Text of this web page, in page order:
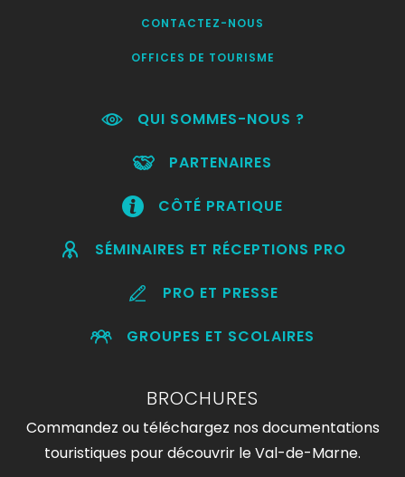
CONTACTEZ-NOUS
OFFICES DE TOURISME
QUI SOMMES-NOUS ?
PARTENAIRES
CÔTÉ PRATIQUE
SÉMINAIRES ET RÉCEPTIONS PRO
PRO ET PRESSE
GROUPES ET SCOLAIRES
BROCHURES
Commandez ou téléchargez nos documentations
touristiques pour découvrir le Val-de-Marne.